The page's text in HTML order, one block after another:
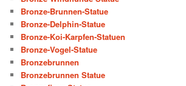
Bronze-Brunnen-Statue
Bronze-Delphin-Statue
Bronze-Koi-Karpfen-Statuen
Bronze-Vogel-Statue
Bronzebrunnen
Bronzebrunnen Statue